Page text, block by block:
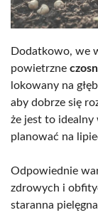
Dodatkowo, we
powietrzne
lokowany na
aby dobrze się
że jest to idealny
planować na
Odpowiednie
zdrowych i
staranna